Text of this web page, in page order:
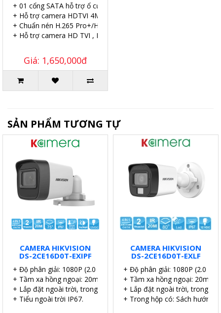
+ 01 cổng SATA hỗ trợ ổ cứng tối đa 10TB.
+ Hỗ trợ camera HDTVI 4MPlite & 2 MP - 01 ổ cứng
+ Chuẩn nén H.265 Pro+/H.265 Pro/....
+ Hỗ trợ camera HD TVI , HD CVI , AHD , Analog.
Giá: 1,650,000đ
SẢN PHẨM TƯƠNG TỰ
CAMERA HIKVISION
DS-2CE16D0T-EXIPF
+ Độ phân giải: 1080P (2.0 MP).
+ Tầm xa hồng ngoại: 20m.
+ Lắp đặt ngoài trời, trong nhà.
+ Tiểu ngoài trời IP67.
CAMERA HIKVISION
DS-2CE16D0T-EXLF
+ Độ phân giải: 1080P (2.0
+ Tầm xa hồng ngoại: 20m.
+ Lắp đặt ngoài trời, trong
+ Trong hộp có: Sách hướng